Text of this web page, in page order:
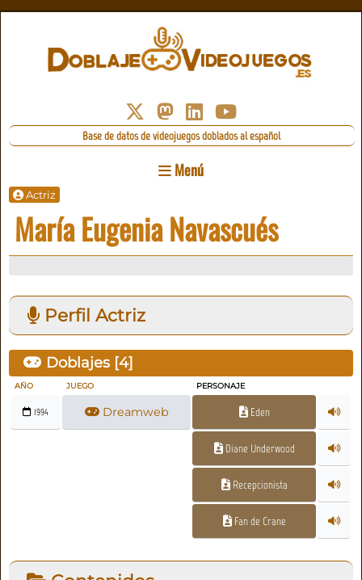
Base de datos de videojuegos doblados al español
Menú
Actriz
María Eugenia Navascués
Perfil Actriz
Doblajes [4]
AÑO JUEGO PERSONAJE
1994 Dreamweb Eden
Diane Underwood
Recepcionista
Fan de Crane